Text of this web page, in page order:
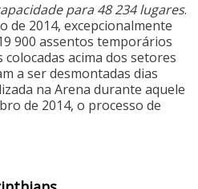
para 48 234 lugares.
de 2014, excepcionalmente
900 assentos temporários
acima dos setores
a ser desmontadas dias
na Arena durante aquele
de 2014, o processo de